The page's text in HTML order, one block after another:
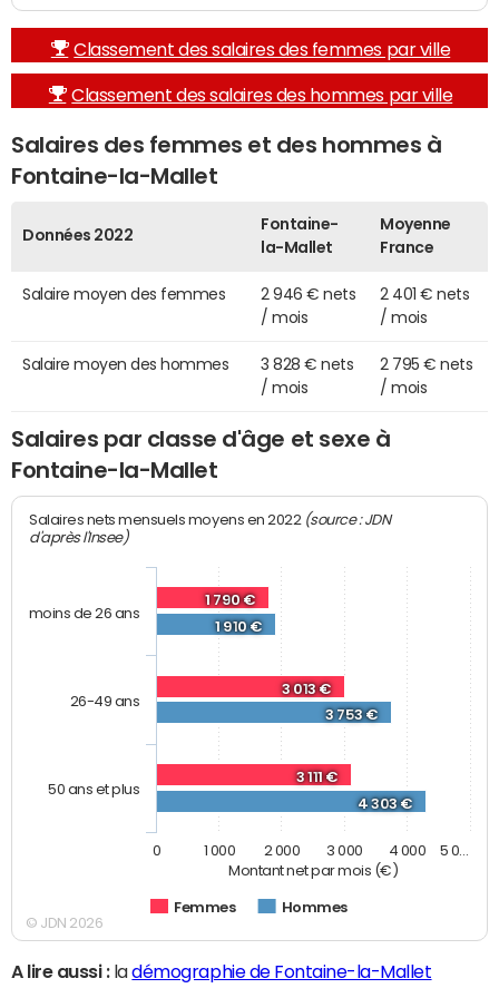
Classement des salaires des femmes par ville
Classement des salaires des hommes par ville
Salaires des femmes et des hommes à
Fontaine-la-Mallet
Données 2022
Fontaine-
la-Mallet
Moyenne
France
Salaire moyen des femmes
2 946 € nets
/ mois
2 401 € nets
/ mois
Salaire moyen des hommes
3 828 € nets
/ mois
2 795 € nets
/ mois
Salaires par classe d'âge et sexe à
Fontaine-la-Mallet
Montant net par mois (€)
Salaires nets mensuels moyens en 2022 (source : JDN
d'après l'Insee)
1 790 €
3 013 €
3 111 €
1 910 €
3 753 €
4 303 €
Femmes Hommes
moins de 26 ans
26-49 ans
50 ans et plus
0 1 000 2 000 3 000 4 000 5 0…
© JDN 2026
A lire aussi :ladémographie de Fontaine-la-Mallet